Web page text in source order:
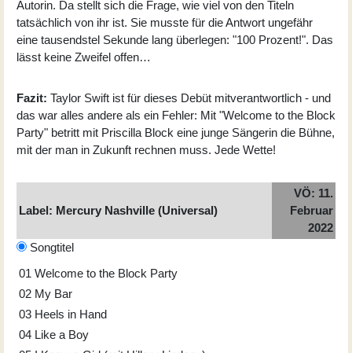
Autorin. Da stellt sich die Frage, wie viel von den Titeln
tatsächlich von ihr ist. Sie musste für die Antwort ungefähr
eine tausendstel Sekunde lang überlegen: "100 Prozent!". Das
lässt keine Zweifel offen…
Fazit: Taylor Swift ist für dieses Debüt mitverantwortlich - und
das war alles andere als ein Fehler: Mit "Welcome to the Block
Party" betritt mit Priscilla Block eine junge Sängerin die Bühne,
mit der man in Zukunft rechnen muss. Jede Wette!
Label: Mercury Nashville (Universal)
VÖ: 11.
Februar
2022
Songtitel
01 Welcome to the Block Party
02 My Bar
03 Heels in Hand
04 Like a Boy